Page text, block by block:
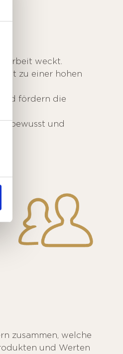
Arbeit weckt.
zu einer hohen
fördern die
bewusst und
zusammen, welche
und Werten